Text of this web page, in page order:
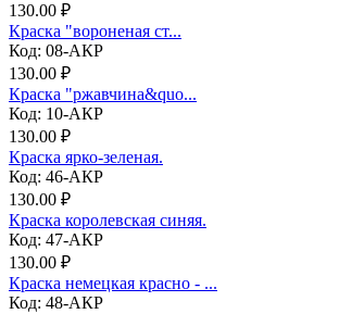
130.00 ₽
Краска "вороненая ст...
Код: 08-АКР
130.00 ₽
Краска "ржавчина&quo...
Код: 10-АКР
130.00 ₽
Краска ярко-зеленая.
Код: 46-АКР
130.00 ₽
Краска королевская синяя.
Код: 47-АКР
130.00 ₽
Краска немецкая красно - ...
Код: 48-АКР